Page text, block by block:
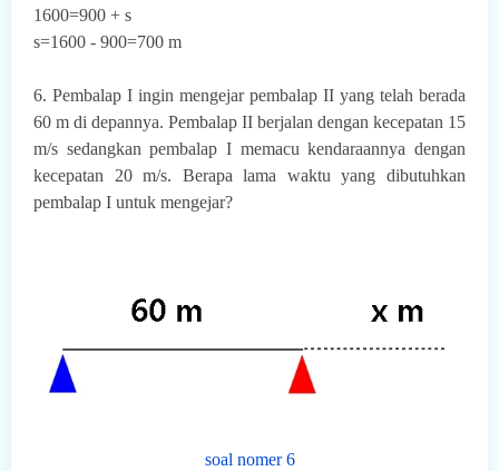
1600=900 + s
s=1600 - 900=700 m
6. Pembalap I ingin mengejar pembalap II yang telah berada
60 m di depannya. Pembalap II berjalan dengan kecepatan 15
m/s sedangkan pembalap I memacu kendaraannya dengan
kecepatan 20 m/s. Berapa lama waktu yang dibutuhkan
pembalap I untuk mengejar?
soal nomer 6